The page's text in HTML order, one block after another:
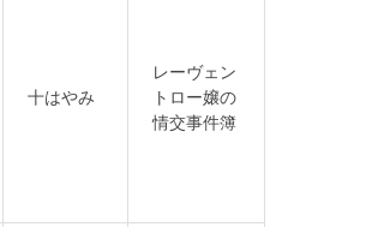
十はやみ
レーヴェン
トロー嬢の
情交事件簿